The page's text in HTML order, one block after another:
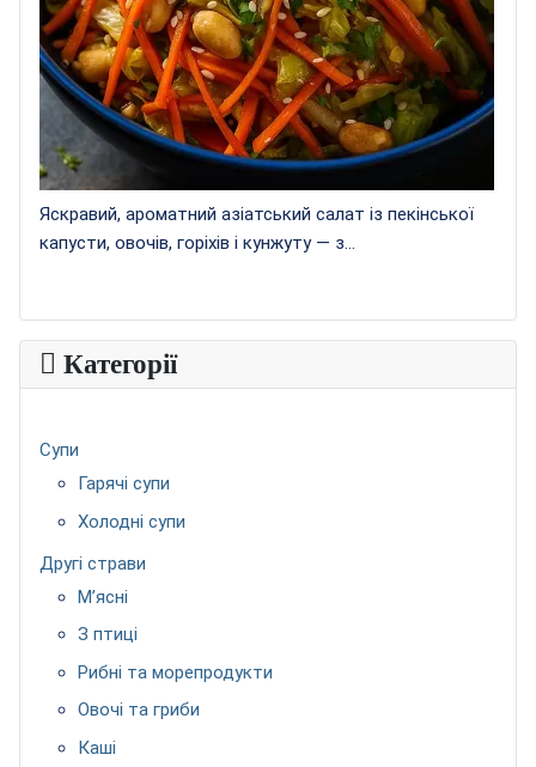
Яскравий, ароматний азіатський салат із пекінської
капусти, овочів, горіхів і кунжуту — з...
Категорії
Супи
Гарячі супи
Холодні супи
Другі страви
М’ясні
З птиці
Рибні та морепродукти
Овочі та гриби
Каші